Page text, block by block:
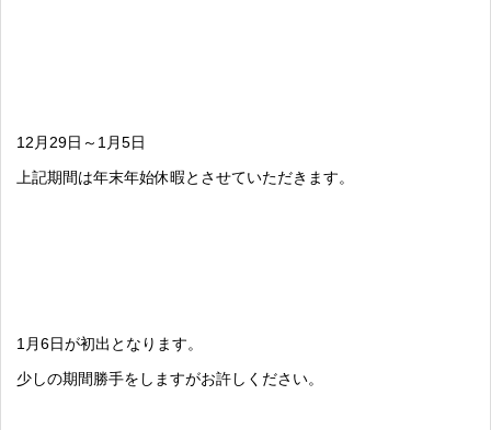
12月29日～1月5日
上記期間は年末年始休暇とさせていただきます。
1月6日が初出となります。
少しの期間勝手をしますがお許しください。